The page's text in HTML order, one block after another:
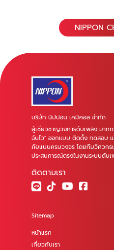
NIPPON
บริษัท นิปปอน เคมิคอล จำกัด
ผู้เชี่ยวชาญวงการดับเพลิง มา
ฉับไว" ออกแบบ ติดตั้ง ทดสอบ แ
ภัยแบบครบวงจร โดยทีมวิศวกร
ประสบการณ์ตรงในงานระบบดับ
ติดตามเรา
Sitemap
หน้าแรก
เกี่ยวกับเรา